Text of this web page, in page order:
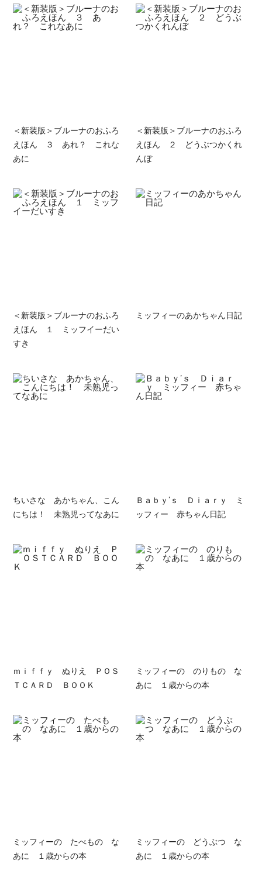
＜新装版＞ブルーナのおふろ
えほん ３ あれ？ これな
あに
＜新装版＞ブルーナのおふろ
えほん ２ どうぶつかくれ
んぼ
＜新装版＞ブルーナのおふろ
えほん １ ミッフイーだい
すき
ミッフィーのあかちゃん日記
ちいさな あかちゃん、こん
にちは！ 未熟児ってなあに
Ｂａｂｙ’ｓ Ｄｉａｒｙ ミ
ッフィー 赤ちゃん日記
ｍｉｆｆｙ ぬりえ ＰＯＳ
ＴＣＡＲＤ ＢＯＯＫ
ミッフィーの のりもの な
あに １歳からの本
ミッフィーの たべもの な
あに １歳からの本
ミッフィーの どうぶつ な
あに １歳からの本